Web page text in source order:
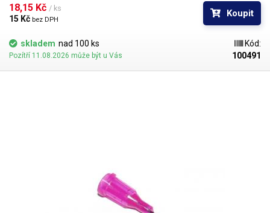
vybavena zámkovým systémem se závitem ke spolehlivému a rychlému
uchycení k dávkovacímu zásobníku, stříkačce nebo ručnímu dávkovači.
18,15 Kč / ks
15 Kč bez DPH
Koupit
skladem nad 100 ks
Pozítří 11.08.2026 může být u Vás
Kód:
100491